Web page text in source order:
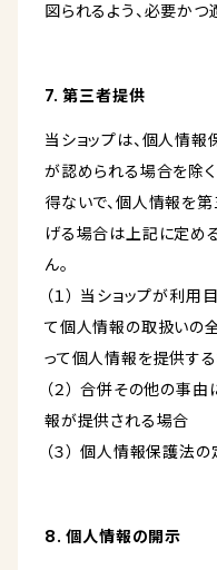
図られるよう、必要かつ
7. 第三者提供
当ショップは、個人情
が認められる場合を除
得ないで、個人情報を第
げる場合は上記に定め
ん。
（１） 当ショップが利
て個人情報の取扱いの
って個人情報を提供す
（２） 合併その他の事
報が提供される場合
（３） 個人情報保護法
8. 個人情報の開示